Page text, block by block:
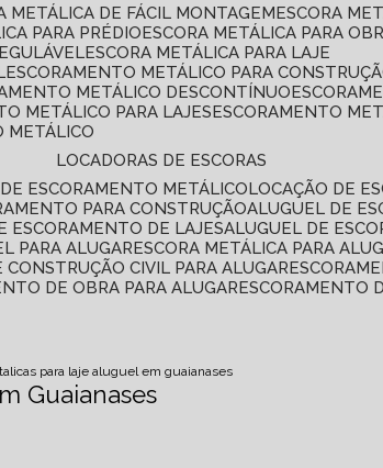
METÁLICA DE FÁCIL MONTAGEM
ESCORA
PARA PRÉDIO ESCORA METÁLICA PARA
ESCORA METÁLICA PARA LAJE
ESCORAMENTO METÁLICO PARA
METÁLICO DESCONTÍNUO
METÁLICO PARA LAJES
ESCORAMENTO
METÁLICO
LOCADORAS DE ESCORAS
DE ESCORAMENTO METÁLICO LOCAÇÃO DE
PARA CONSTRUÇÃO ALUGUEL DE
ESCORAMENTO DE LAJES ALUGUEL DE
PARA ALUGAR ESCORA METÁLICA PARA
CONSTRUÇÃO CIVIL PARA ALUGAR
DE OBRA PARA ALUGAR ESCORAMENTO
para laje aluguel em guaianases
Guaianases